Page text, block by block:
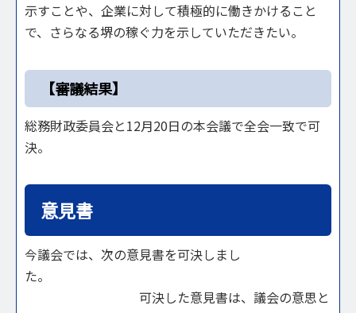
示すことや、企業に対して積極的に働きかけること
で、さらなる堺の稼ぐ力を示していただきたい。
【審議結果】
総務財政委員会と12月20日の本会議で全会一致で可
決。
意見書
今議会では、次の意見書を可決しまし
た。
可決した意見書は、議会の意思と